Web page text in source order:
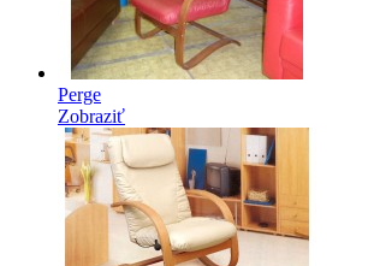
Perge
Zobraziť